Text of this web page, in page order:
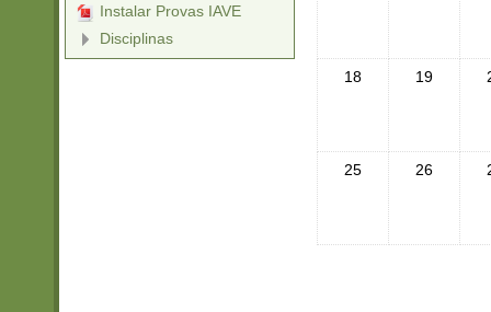
18 19
25 26
Instalar Provas IAVE
Disciplinas